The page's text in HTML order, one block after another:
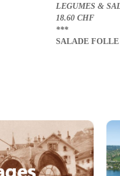
LEGUMES &
18.60 CHF
***
SALADE